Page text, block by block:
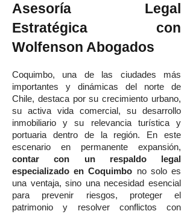
Asesoría Legal
Estratégica con
Wolfenson Abogados
Coquimbo, una de las ciudades más
importantes y dinámicas del norte de
Chile, destaca por su crecimiento urbano,
su activa vida comercial, su desarrollo
inmobiliario y su relevancia turística y
portuaria dentro de la región. En este
escenario en permanente expansión,
contar con un respaldo legal
especializado en Coquimbo no solo es
una ventaja, sino una necesidad esencial
para prevenir riesgos, proteger el
patrimonio y resolver conflictos con